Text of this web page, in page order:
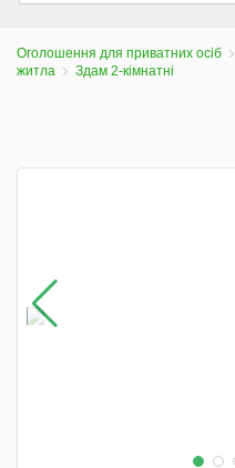
Оголошення для приватних осіб
житла
Здам 2-кімнатні